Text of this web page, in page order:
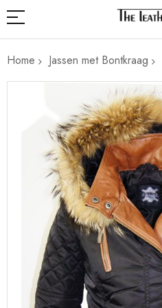
Home Jassen met Bontkraag
afbeeldingen-